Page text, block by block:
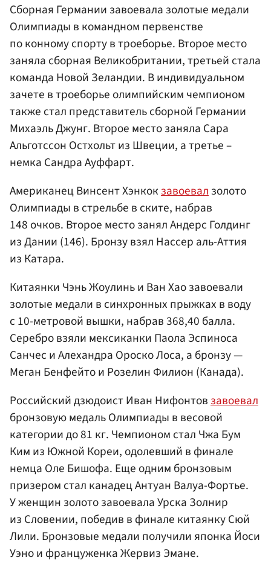
Сборная Германии завоевала золотые медали
Олимпиады в командном первенстве
по конному спорту в троеборье. Второе место
заняла сборная Великобритании, третьей стала
команда Новой Зеландии. В индивидуальном
зачете в троеборье олимпийским чемпионом
также стал представитель сборной Германии
Михаэль Джунг. Второе место заняла Сара
Альготссон Остхольт из Швеции, а третье –
немка Сандра Ауффарт.
Американец Винсент Хэнкокзавоевалзолото
Олимпиады в стрельбе в ските, набрав
148 очков. Второе место занял Андерс Голдинг
из Дании (146). Бронзу взял Нассер аль-Аттия
из Катара.
Китаянки Чэнь Жоулинь и Ван Хао завоевали
золотые медали в синхронных прыжках в воду
с 10-метровой вышки, набрав 368,40 балла.
Серебро взяли мексиканки Паола Эспиноса
Санчес и Алехандра Ороско Лоса, а бронзу —
Меган Бенфейто и Розелин Филион (Канада).
Российский дзюдоист Иван Нифонтовзавоевал
бронзовую медаль Олимпиады в весовой
категории до 81 кг. Чемпионом стал Чжа Бум
Ким из Южной Кореи, одолевший в финале
немца Оле Бишофа. Еще одним бронзовым
призером стал канадец Антуан Валуа-Фортье.
У женщин золото завоевала Урска Золнир
из Словении, победив в финале китаянку Сюй
Лили. Бронзовые медали получили японка Йоси
Уэно и француженка Жервиз Эмане.